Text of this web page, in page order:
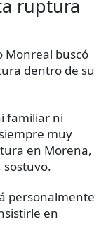
ruptura
Monreal buscó
dentro de su
familiar ni
muy
en Morena,
sostuvo.
personalmente
en